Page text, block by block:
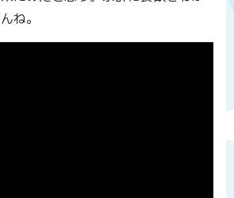
ね。